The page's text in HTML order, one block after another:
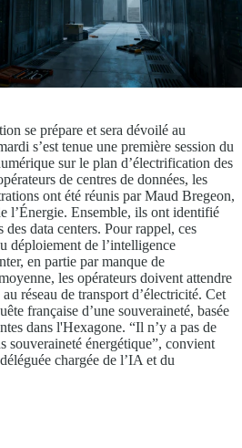
se prépare et sera dévoilé au
s’est tenue une première session du
sur le plan d’électrification des
de centres de données, les
ont été réunis par Maud Bregeon,
l’Énergie. Ensemble, ils ont identifié
data centers. Pour rappel, ces
déploiement de l’intelligence
en partie par manque de
les opérateurs doivent attendre
réseau de transport d’électricité. Cet
française d’une souveraineté, basée
dans l'Hexagone. “Il n’y a pas de
souveraineté énergétique”, convient
chargée de l’IA et du